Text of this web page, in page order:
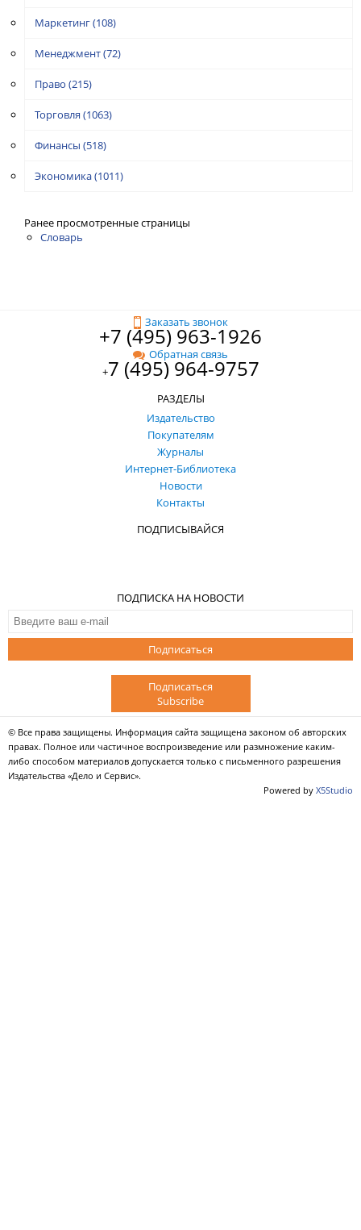
Маркетинг(108)
Менеджмент(72)
Право (215)
Торговля (1063)
Финансы (518)
Экономика(1011)
Ранее просмотренные страницы
Словарь
Заказать звонок
+7 (495) 963-1926
Обратная связь
+7 (495) 964-9757
РАЗДЕЛЫ
Издательство
Покупателям
Журналы
Интернет-Библиотека
Новости
Контакты
ПОДПИСЫВАЙСЯ
ПОДПИСКА НА НОВОСТИ
Подписаться
Подписаться
Subscribe
© Все права защищены. Информация сайта защищена законом об авторских
правах. Полное или частичное воспроизведение или размножение каким-
либо способом материалов допускается только с письменного разрешения
Издательства «Дело и Сервис».
Powered by X5Studio